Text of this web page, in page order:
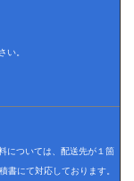
い。
については、配送先が１箇
書にて対応しております。